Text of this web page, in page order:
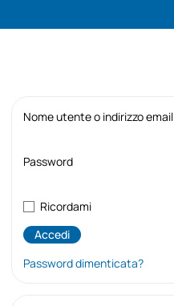
Nome utente o indirizzo email
Password
Ricordami
Password dimenticata?